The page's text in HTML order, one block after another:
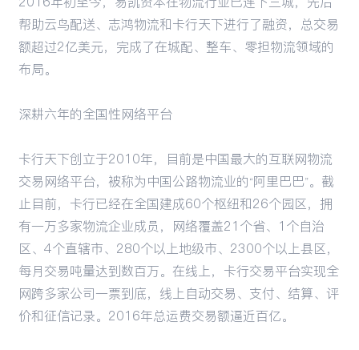
帮助云鸟配送、志鸿物流和卡行天下进行了融资，总交易
额超过2亿美元，完成了在城配、整车、零担物流领域的
布局。
深耕六年的全国性网络平台
卡行天下创立于2010年，目前是中国最大的互联网物流
交易网络平台，被称为中国公路物流业的“阿里巴巴”。截
止目前，卡行已经在全国建成60个枢纽和26个园区，拥
有一万多家物流企业成员，网络覆盖21个省、1个自治
区、4个直辖市、280个以上地级市、2300个以上县区，
每月交易吨量达到数百万。在线上，卡行交易平台实现全
网跨多家公司一票到底，线上自动交易、支付、结算、评
价和征信记录。2016年总运费交易额逼近百亿。